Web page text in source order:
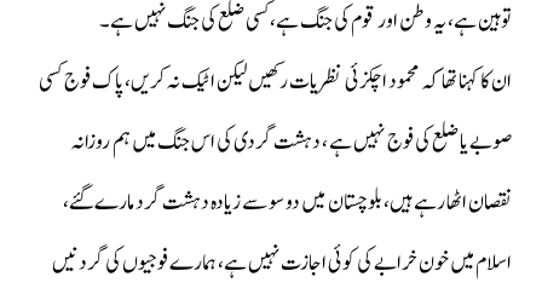
توہین ہے، یہ وطن اور قوم کی جنگ ہے، کسی ضلع کی جنگ نہیں ہے۔
ان کا کہنا تھا کہ محمود اچکزئی نظریات رکھیں لیکن اٹیک نہ کریں، پاک فوج کسی
صوبے یا ضلع کی فوج نہیں ہے ، دہشت گردی کی اس جنگ میں ہم روزانہ
نقصان اٹھا رہے ہیں، بلوچستان میں دو سو سے زیادہ دہشت گرد مارےگئے،
اسلام میں خون خرابے کی کوئی اجازت نہیں ہے، ہمارے فوجیوں کی گردنیں